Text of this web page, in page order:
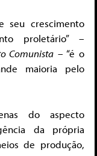
seu crescimento
proletário” –
Comunista – “é o
maioria pelo
do aspecto
da própria
de produção,